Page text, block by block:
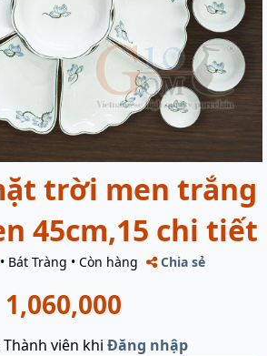
trời men trắng
45cm,15 chi tiết
• Bát Tràng • Còn hàng Chia sẻ
1,060,000
viên khi Đăng nhập